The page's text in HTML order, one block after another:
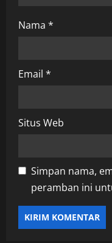
Nama *
Email *
Situs Web
Simpan nama,
peramban ini